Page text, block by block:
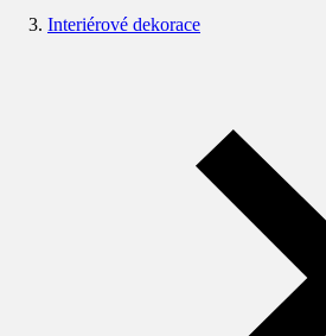
Interiérové dekorace